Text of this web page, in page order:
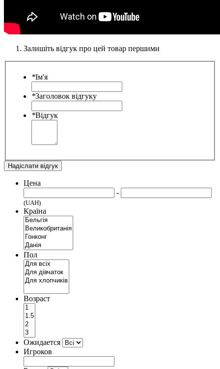
Залишіть відгук про цей товар першими
*Ім'я
*Заголовок відгуку
*Відгук
Надіслати відгук
Цена
-
(UAH)
Країна
Пол
Возраст
Ожидается
Игроков